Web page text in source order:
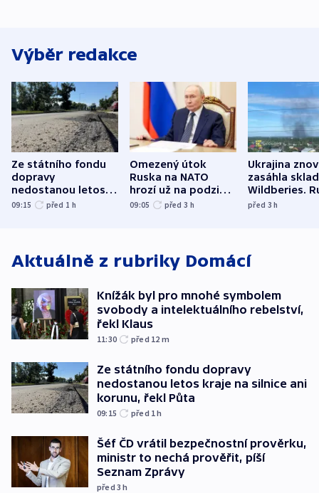
Výběr redakce
Ze státního fondu
dopravy
nedostanou letos
kraje na silnice ani
09:15 před 1 h
Omezený útok
Ruska na NATO
hrozí už na podzim,
varují tajné služby
09:05 před 3 h
Ukrajina
zasáhla
Wildberies.
útočili v
před 3h
Aktuálně z rubriky Domácí
Knížák byl pro mnohé symbolem
svobody a intelektuálního rebelství,
řekl Klaus
11:30 před 12 m
Ze státního fondu dopravy
nedostanou letos kraje na silnice ani
korunu, řekl Půta
09:15 před 1h
Šéf ČD vrátil bezpečnostní prověrku,
ministr to nechá prověřit, píší
Seznam Zprávy
před 3h